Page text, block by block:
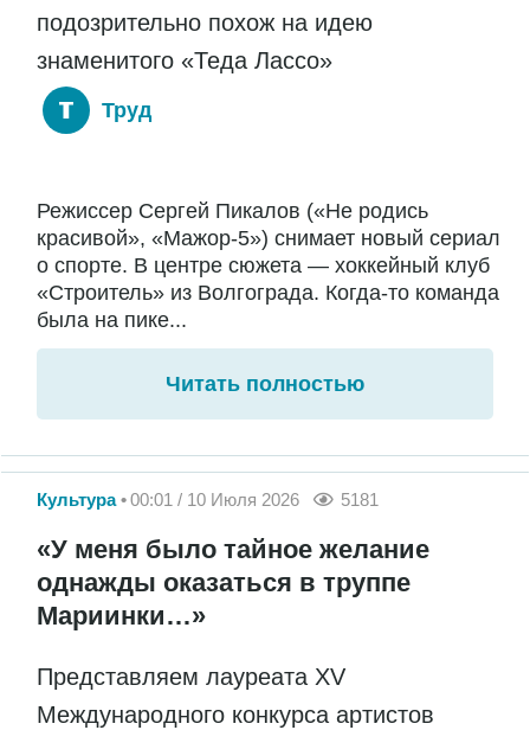
подозрительно похож на идею
знаменитого «Теда Лассо»
Труд
Режиссер Сергей Пикалов («Не родись
красивой», «Мажор-5») снимает новый сериал
о спорте. В центре сюжета — хоккейный клуб
«Строитель» из Волгограда. Когда-то команда
была на пике...
Читать полностью
Культура 00:01 / 10 Июля 2026 5181
«У меня было тайное желание
однажды оказаться в труппе
Мариинки…»
Представляем лауреата XV
Международного конкурса артистов